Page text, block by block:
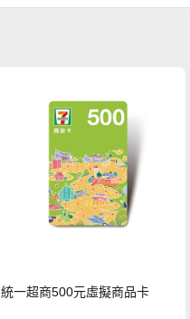
統一超商500元虛擬商品卡